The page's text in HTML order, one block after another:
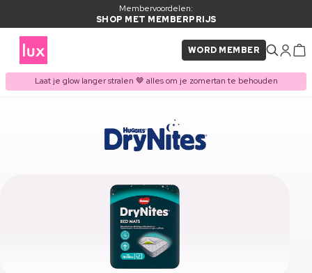
Membervoordelen:
SHOP MET MEMBERPRIJS
WORD MEMBER
Laat je glow langer stralen 🤎 alles om je zomertan te behouden